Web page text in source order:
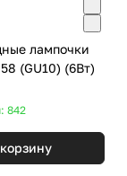
лампочки
(6Вт)
842